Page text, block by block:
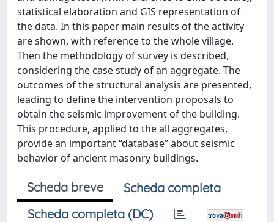
statistical elaboration and GIS representation of
the data. In this paper main results of the activity
are shown, with reference to the whole village.
Then the methodology of survey is described,
considering the case study of an aggregate. The
outcomes of the structural analysis are presented,
leading to define the intervention proposals to
obtain the seismic improvement of the building.
This procedure, applied to the all aggregates,
provide an important “database” about seismic
behavior of ancient masonry buildings.
Scheda breve
Scheda completa
Scheda completa (DC)